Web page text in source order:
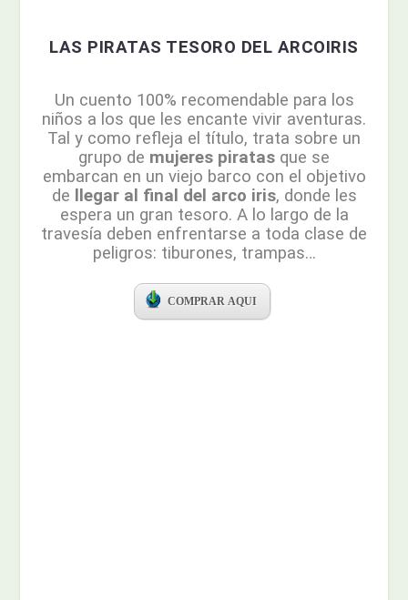
LAS PIRATAS TESORO DEL ARCOIRIS
Un cuento 100% recomendable para los
niños a los que les encante vivir aventuras.
Tal y como refleja el título, trata sobre un
grupo de mujeres piratas que se
embarcan en un viejo barco con el objetivo
de
llegar al final del arco iris, donde les
espera un gran tesoro. A lo largo de la
travesía deben enfrentarse a toda clase de
peligros: tiburones, trampas…
COMPRAR AQUI